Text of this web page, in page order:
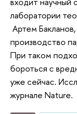
лаборатории
Артем
производство
При таком
бороться с
уже сейчас.
журнале Nature.